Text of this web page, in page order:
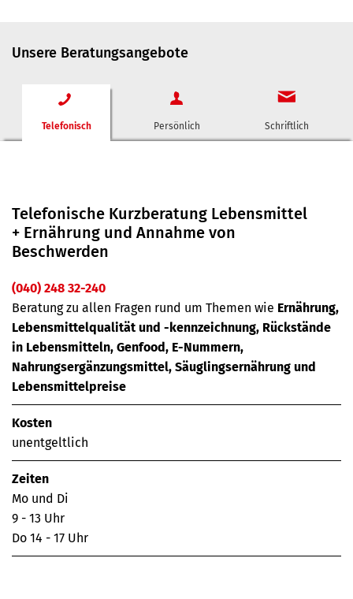
Unsere Beratungsangebote
Telefonisch Persönlich Schriftlich
Telefonische Kurzberatung Lebensmittel
+ Ernährung und Annahme von
Beschwerden
(040) 248 32-240
Beratung zu allen Fragen rund um Themen wie Ernährung,
Lebensmittelqualität und -kennzeichnung, Rückstände
in Lebensmitteln, Genfood, E-Nummern,
Nahrungsergänzungsmittel, Säuglingsernährung und
Lebensmittelpreise
Kosten
unentgeltlich
Zeiten
Mo und Di
9 - 13 Uhr
Do 14 - 17 Uhr